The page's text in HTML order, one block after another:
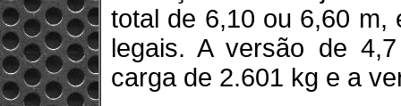
total de 6,10 ou 6,60 m,
legais. A versão de
carga de 2.601 kg e a